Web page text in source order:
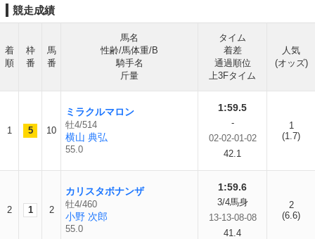
競走成績
着
順
枠
番
馬
番
馬名
性齢/馬体重/B
騎手名
斤量
タイム
着差
通過順位
上3Fタイム
人気
(オッズ)
1 5 10
ミラクルマロン
牡4/514
横山 典弘
55.0
1:59.5
-
02-02-01-02
42.1
1
(1.7)
2 1 2
カリスタボナンザ
牡4/460
小野 次郎
55.0
1:59.6
3/4馬身
13-13-08-08
41.4
2
(6.6)